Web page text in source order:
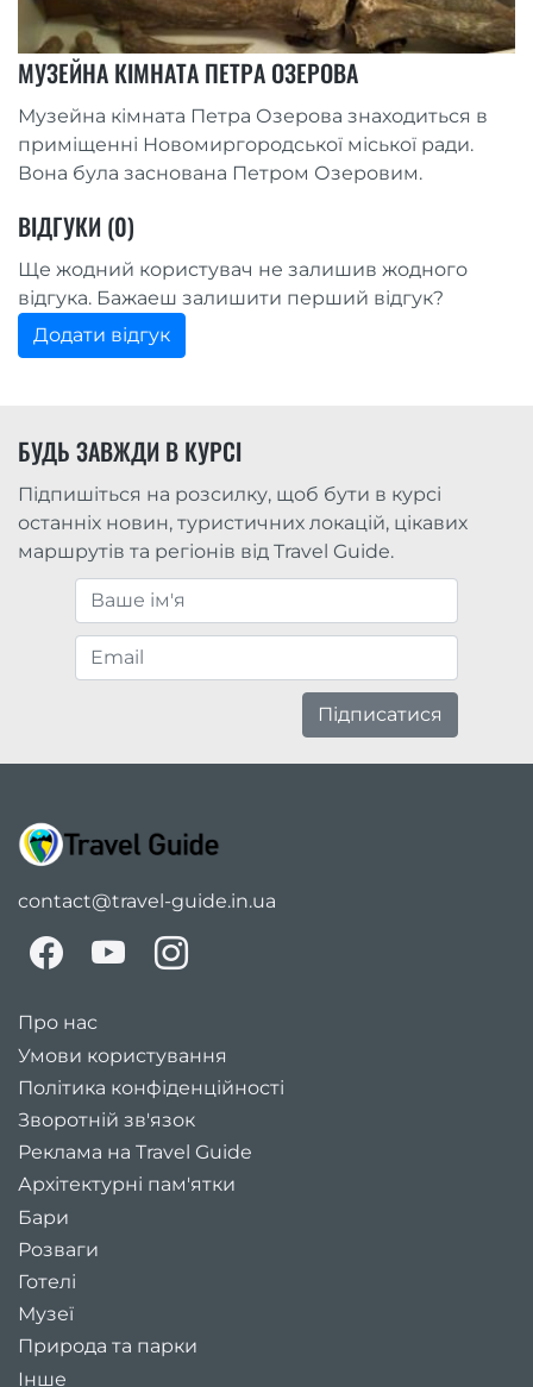
МУЗЕЙНА КІМНАТА ПЕТРА ОЗЕРОВА
Музейна кімната Петра Озерова знаходиться в
приміщенні Новомиргородської міської ради.
Вона була заснована Петром Озеровим.
ВІДГУКИ (0)
Ще жодний користувач не залишив жодного
відгука. Бажаеш залишити перший відгук?
Додати відгук
БУДЬ ЗАВЖДИ В КУРСІ
Підпишіться на розсилку, щоб бути в курсі
останніх новин, туристичних локацій, цікавих
маршрутів та регіонів від Travel Guide.
Підписатися
contact@travel-guide.in.ua
Про нас
Умови користування
Політика конфіденційності
Зворотній зв'язок
Реклама на Travel Guide
Архітектурні пам'ятки
Бари
Розваги
Готелі
Музеї
Природа та парки
Інше